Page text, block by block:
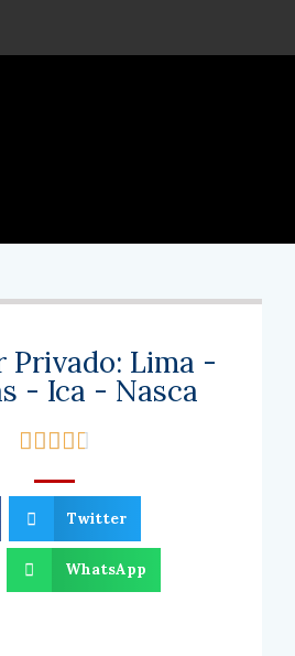
Privado: Lima -
- Ica - Nasca

Twitter
WhatsApp